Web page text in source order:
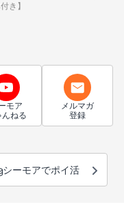
き】
モア
んねる
メルマガ
登録
シーモアでポイ活